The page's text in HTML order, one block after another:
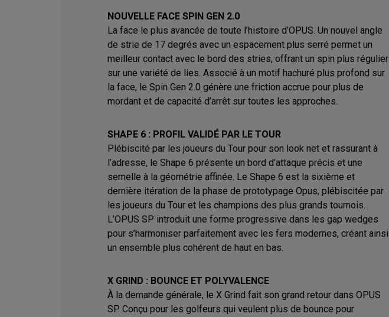
NOUVELLE FACE SPIN GEN 2.0
La face le plus avancée de toute l’histoire d’OPUS. Un nouvel angle
de strie de 17 degrés avec un espacement plus serré permet un
meilleur contact avec le bord des stries, offrant un spin plus régulier
sur une variété de lies. Associé à un motif hachuré plus profond sur
la face, le Spin Gen 2.0 génère une friction accrue pour plus de
mordant et de capacité d’arrêt sur toutes les approches.
SHAPE 6 : PROFIL VALIDÉ PAR LE TOUR
Plébiscité par les joueurs du Tour pour son look net et rassurant à
l’adresse, le Shape 6 présente un bord d’attaque précis et une
semelle à la géométrie affinée. Le Shape 6 est la sixième et
dernière itération de la phase de prototypage Opus, plébiscitée par
les joueurs du Tour et les champions des plus grands tournois.
L’OPUS SP introduit une forme progressive dans les gap wedges
pour s’harmoniser parfaitement avec les fers modernes, créant ainsi
un ensemble plus cohérent de haut en bas.
X GRIND : BOUNCE ET POLYVALENCE
À la demande générale, le X Grind fait son grand retour dans OPUS
SP. Conçu pour les golfeurs qui veulent plus de bounce pour